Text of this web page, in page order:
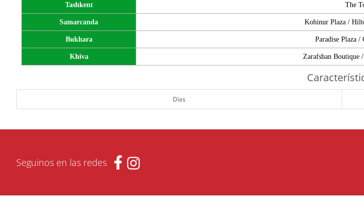
Tashkent The
Samarcanda Kohinur Plaza /
Bukhara Paradise Plaza
Khiva Zarafshan Boutique
Días
Seguinos en las redes